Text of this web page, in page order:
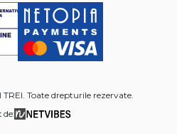
Toate drepturile rezervate.
de: